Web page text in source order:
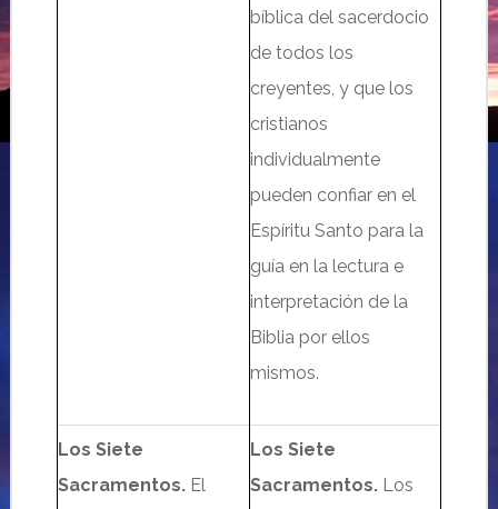
bíblica del sacerdocio
de todos los
creyentes, y que los
cristianos
individualmente
pueden confiar en el
Espíritu Santo para la
guía en la lectura e
interpretación de la
Biblia por ellos
mismos.
Los Siete
Sacramentos. El
Los Siete
Sacramentos. Los